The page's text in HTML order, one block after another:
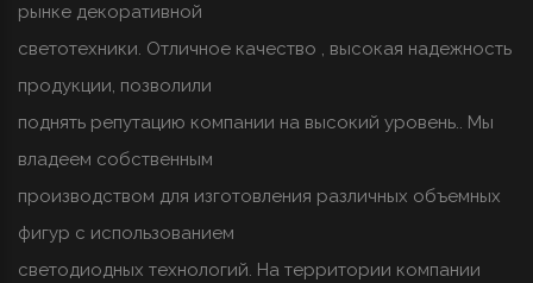
рынке декоративной
светотехники. Отличное качество , высокая надежность
продукции, позволили
поднять репутацию компании на высокий уровень.. Мы
владеем собственным
производством для изготовления различных объемных
фигур с использованием
светодиодных технологий. На территории компании